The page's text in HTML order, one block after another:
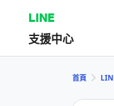
LINE
支援中心
首頁